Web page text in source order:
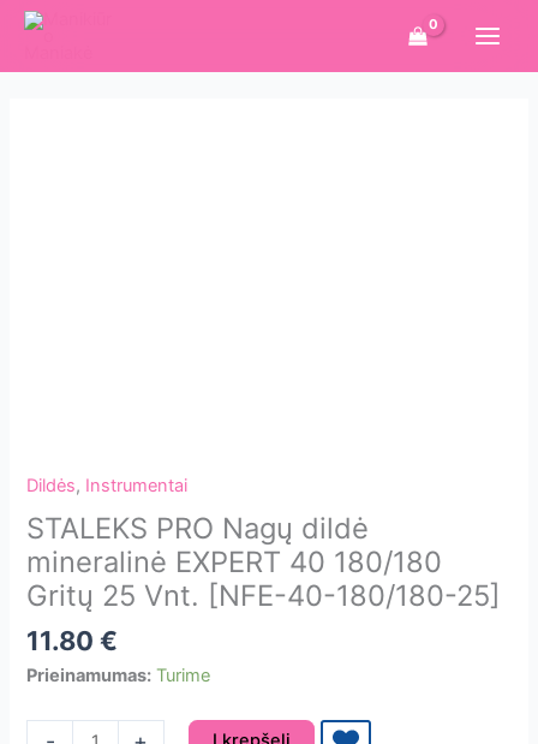
Pereiti
turinio
Dildės, Instrumentai
STALEKS PRO Nagų dildė
mineralinė EXPERT 40 180/180
Gritų 25 Vnt. [NFE-40-180/180-25]
11.80€
Prieinamumas: Turime
produkto